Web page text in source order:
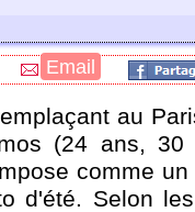
Email
au
(24 ans, 30
comme
d'été. Selon